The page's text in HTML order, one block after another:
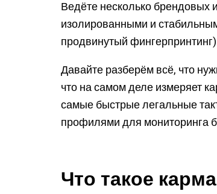
Ведёте несколько брендовых
изолированными и
продвинутый
Давайте разберём всё, что
что на самом деле измеряет
самые быстрые легальные
профилями для мониторинга
Что такое